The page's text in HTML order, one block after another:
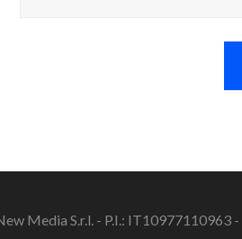
Media S.r.l. - P.I.: IT10977110963 -